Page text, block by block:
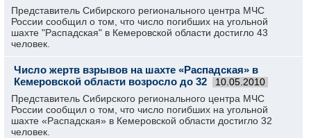
Представитель Сибирского регионального центра МЧС
России сообщил о том, что число погибших на угольной
шахте "Распадская" в Кемеровской области достигло 43
человек.
Число жертв взрывов на шахте «Распадская» в
Кемеровской области возросло до 32
10.05.2010
Представитель Сибирского регионального центра МЧС
России сообщил о том, что число погибших на угольной
шахте «Распадская» в Кемеровской области достигло 32
человек.